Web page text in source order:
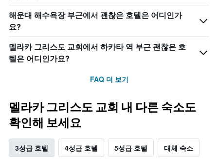
해운대 해수욕장 부근에서 괜찮은 호텔은 어디인가
요?
멜라카 그리스도 교회에서 하카타 역 부근 괜찮은 호
텔은 어디인가요?
FAQ 더 보기
멜라카 그리스도 교회 내 다른 숙소도
확인해 보세요
3성급 호텔 4성급 호텔 5성급 호텔 대체 숙소